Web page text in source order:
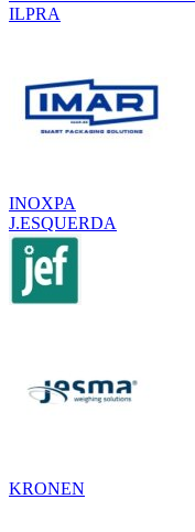
ILPRA
INOXPA
J.ESQUERDA
KRONEN